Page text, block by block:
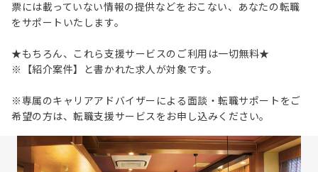
票には載っていない情報の提供などをおこない、あなたの転職
をサポートいたします。
★もちろん、これら支援サービスのご利用は一切無料★
※【紹介案件】と書かれた求人が対象です。
※専属のキャリアアドバイザーによる面談・転職サポートをご
希望の方は、転職支援サービスをお申し込みください。